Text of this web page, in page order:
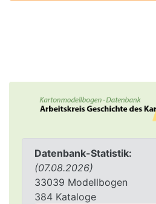
Datenbank-Statistik:
(07.08.2026)
33039 Modellbogen
384 Kataloge